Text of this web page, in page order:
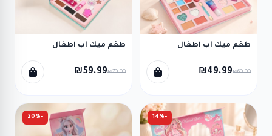
طقم ميك اب اطفال
₪49.99₪60.00
طقم ميك اب اطفال
₪59.99₪70.00
-14%
-20%